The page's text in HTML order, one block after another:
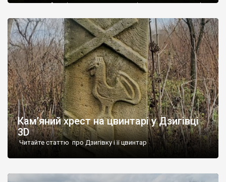
радянський період у ньому спочатку містилася школа, потім
століття тут розмістили туберкульозну лікарню. Коли із
палацу виїхала лікарня – ми точно не […]
Кам’яний хрест на цвинтарі у Дзигівці
3D
Читайте статтю про Дзигівку і її цвинтар